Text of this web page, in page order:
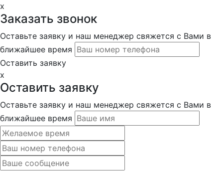
x
Заказать звонок
Оставьте заявку и наш менеджер свяжется с Вами в
ближайшее время
Оставить заявку
x
Оставить заявку
Оставьте заявку и наш менеджер свяжется с Вами в
ближайшее время